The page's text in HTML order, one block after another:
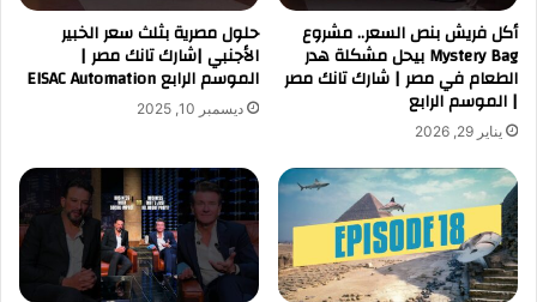
أكل فريش بنص السعر.. مشروع
Mystery Bag بيحل مشكلة هدر
الطعام في مصر | شارك تانك مصر
| الموسم الرابع
يناير 29, 2026
حلول مصرية بثلث سعر الخبير
الأجنبي |شارك تانك مصر |
الموسم الرابع EISAC Automation
ديسمبر 10, 2025